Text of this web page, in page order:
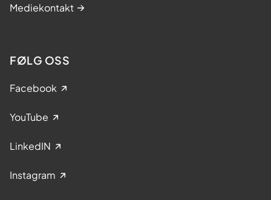
Mediekontakt
FØLG OSS
Facebook
YouTube
LinkedIN
Instagram